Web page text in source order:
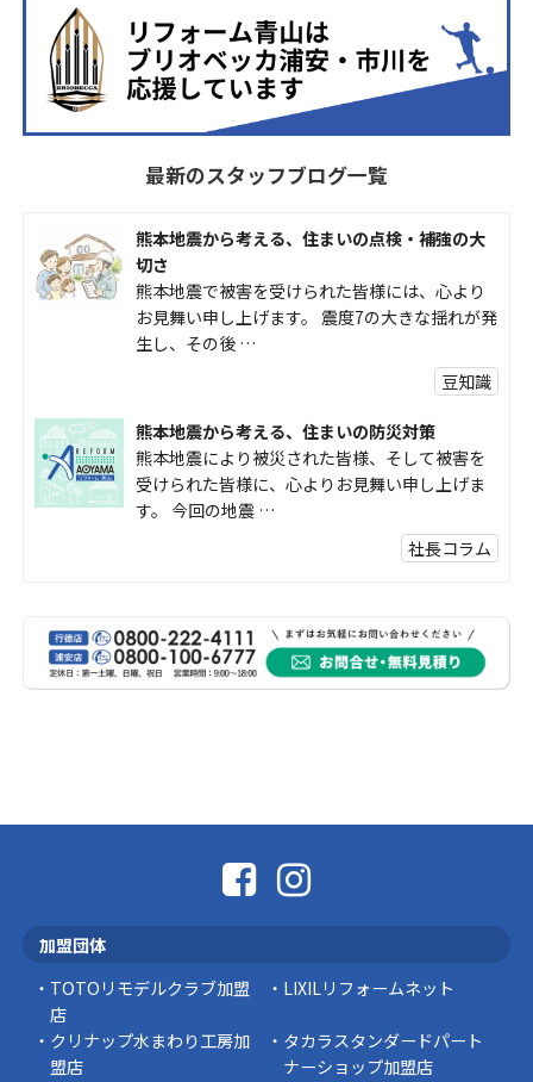
最新のスタッフブログ一覧
熊本地震から考える、住まいの点検・補強の大
切さ
熊本地震で被害を受けられた皆様には、心より
お見舞い申し上げます。 震度7の大きな揺れが発
生し、その後 …
豆知識
熊本地震から考える、住まいの防災対策
熊本地震により被災された皆様、そして被害を
受けられた皆様に、心よりお見舞い申し上げま
す。 今回の地震 …
社長コラム
外壁の色あせやひび割れが気になり始めると、
「そろそろ塗り替えが必要かな？」 「訪問営業
に勧められた …
中にインターホンが鳴っていた… 宅配便を受 …
加盟団体
TOTOリモデルクラブ加盟
店
LIXILリフォームネット
クリナップ水まわり工房加
盟店
タカラスタンダードパート
ナーショップ加盟店